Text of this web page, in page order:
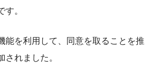
。
能を利用して、同意を取ることを推
れました。